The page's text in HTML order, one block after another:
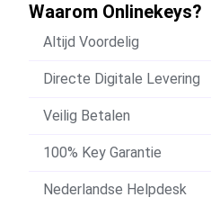
Waarom Onlinekeys?
Altijd Voordelig
Directe Digitale Levering
Veilig Betalen
100% Key Garantie
Nederlandse Helpdesk